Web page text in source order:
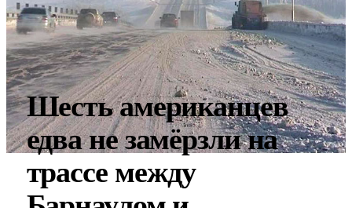
Шесть американцев
едва не замёрзли на
трассе между